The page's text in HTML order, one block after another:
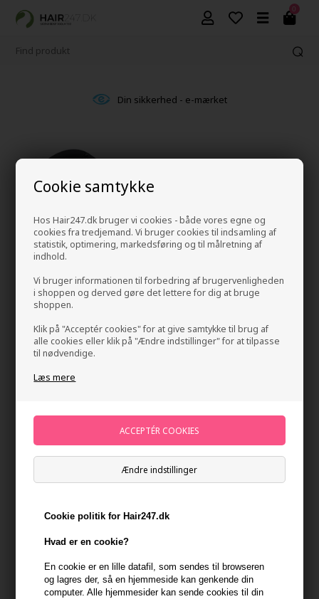
Cookie samtykke
Hos Hair247.dk bruger vi cookies - både vores egne og
cookies fra tredjemand. Vi bruger cookies til indsamling af
statistik, optimering, markedsføring og til målretning af
indhold.
Vi bruger informationen til forbedring af brugervenligheden
i shoppen og derved gøre det lettere for dig at bruge
shoppen.
Klik på "Acceptér cookies" for at give samtykke til brug af
alle cookies eller klik på "Ændre indstillinger" for at tilpasse
til nødvendige.
Læs mere
Ændre indstillinger
Cookie politik for Hair247.dk
Hvad er en cookie?
En cookie er en lille datafil, som sendes til browseren
og lagres der, så en hjemmeside kan genkende din
computer. Alle hjemmesider kan sende cookies til din
0
Din sikkerhed - e-mærket
HH Simonsen Gloss Air Brush Black
148,00 DKK
+
På lager- Leveringstid 1-2 dage